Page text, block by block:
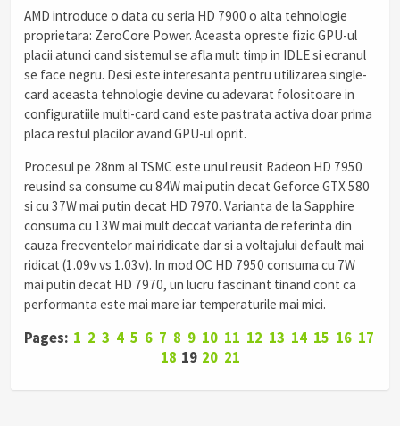
AMD introduce o data cu seria HD 7900 o alta tehnologie
proprietara: ZeroCore Power. Aceasta opreste fizic GPU-ul
placii atunci cand sistemul se afla mult timp in IDLE si ecranul
se face negru. Desi este interesanta pentru utilizarea single-
card aceasta tehnologie devine cu adevarat folositoare in
configuratiile multi-card cand este pastrata activa doar prima
placa restul placilor avand GPU-ul oprit.
Procesul pe 28nm al TSMC este unul reusit Radeon HD 7950
reusind sa consume cu 84W mai putin decat Geforce GTX 580
si cu 37W mai putin decat HD 7970. Varianta de la Sapphire
consuma cu 13W mai mult deccat varianta de referinta din
cauza frecventelor mai ridicate dar si a voltajului default mai
ridicat (1.09v vs 1.03v). In mod OC HD 7950 consuma cu 7W
mai putin decat HD 7970, un lucru fascinant tinand cont ca
performanta este mai mare iar temperaturile mai mici.
Pages: 1 2 3 4 5 6 7 8 9 10 11 12 13 14 15 16 17
18 19 20 21